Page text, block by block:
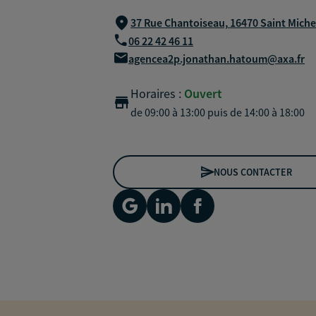
37 Rue Chantoiseau, 16470 Saint
06 22 42 46 11
agencea2p.jonathan.hatoum@axa.fr
Horaires : Ouvert
de 09:00 à 13:00 puis de 14:00 à 18:00
NOUS CONTACTER